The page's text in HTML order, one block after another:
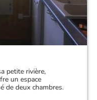
petite rivière,
un espace
de deux chambres.